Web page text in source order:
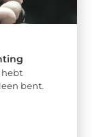
hebt
bent.